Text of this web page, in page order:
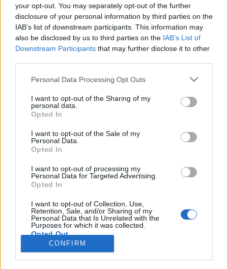
your opt-out. You may separately opt-out of the further
disclosure of your personal information by third parties on the
IAB’s list of downstream participants. This information may
also be disclosed by us to third parties on the IAB’s List of
Downstream Participants that may further disclose it to other
Personal Data Processing Opt Outs
I want to opt-out of the Sharing of my
personal data.
Opted In
I want to opt-out of the Sale of my
Personal Data.
Opted In
I want to opt-out of processing my
Personal Data for Targeted Advertising.
Opted In
I want to opt-out of Collection, Use,
Retention, Sale, and/or Sharing of my
Personal Data that Is Unrelated with the
Purposes for which it was collected.
Opted Out
CONFIRM
Vai al sito in modalità classica
Registrati Redazione Invia notizia Feed RSS Facebook
Twitter
Legnanonews.com
Sito di informazione locale
Direttore responsabile: Marco Tajè
Redazione: Via Matteotti, 3 (presso Famiglia Legnanese)
20025 Legnano (MI)
Email Direzione: direttore@legnanonews.com
Email Redazione: info@legnanonews.com
Pubblicità: commerciale@legnanonews.com
Tutti i contenuti originali sono di proprietà di LegnanoNews, ne è
consentito l'utilizzo citando il sito come fonte. Dei contenuti non originali